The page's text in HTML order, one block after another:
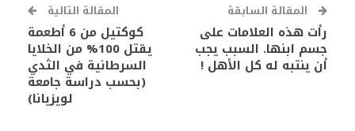
المقالة السابقة
رأت هذه العلامات على
جسم ابنها. السبب يجب
أن ينتبه له كل الأهل !
المقالة التالية
كوكتيل من 6 أطعمة
يقتل 100% من الخلايا
السرطانية في الثدي
(بحسب دراسة جامعة
لويزيانا)